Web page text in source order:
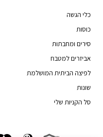
כלי הגשה
כוסות
סירים ומחבתות
אביזרים למטבח
לפיצה הביתית המושלמת
שונות
סל הקניות שלי